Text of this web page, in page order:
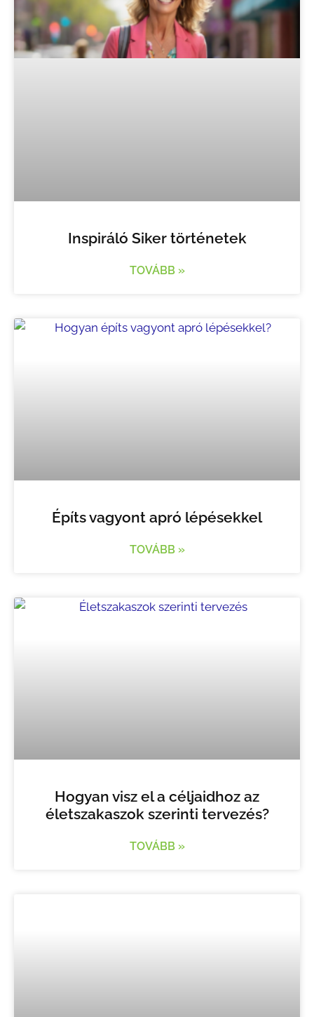
Inspiráló Siker történetek
TOVÁBB »
Építs vagyont apró lépésekkel
TOVÁBB »
Hogyan visz el a céljaidhoz az
életszakaszok szerinti tervezés?
TOVÁBB »